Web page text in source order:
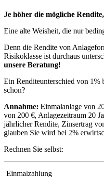
Je höher die mögliche
Eine alte Weisheit, die nur
Denn die Rendite von
Risikoklasse ist durchaus
unsere Beratung!
Ein Renditeunterschied von 1%
schon?
Annahme: Einmalanlage von
von 200 €, Anlagezeitraum 20
jährlicher Rendite, Zinsertrag
glauben Sie wird bei 2%
Rechnen Sie selbst:
Einmalzahlung